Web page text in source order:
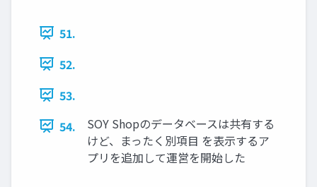
51.
52.
53.
54.
SOY Shopのデータベースは共有する
けど、まったく別項目 を表示するア
プリを追加して運営を開始した